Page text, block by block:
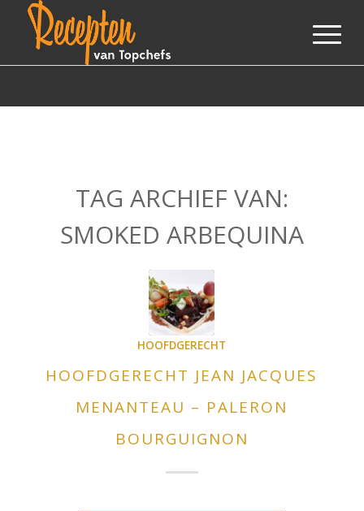
TAG ARCHIEF VAN:
SMOKED ARBEQUINA
HOOFDGERECHT
HOOFDGERECHT JEAN JACQUES
MENANTEAU – PALERON
BOURGUIGNON